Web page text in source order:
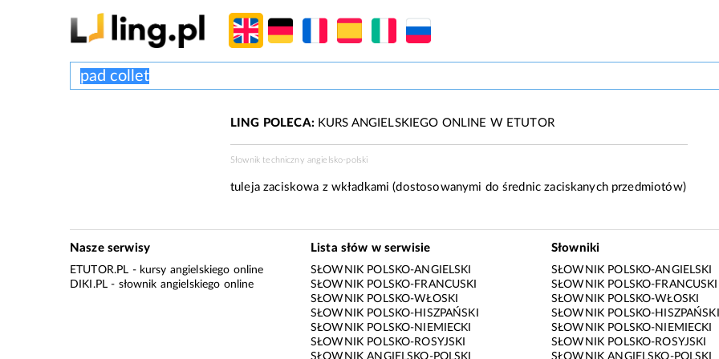
LING POLECA:KURS ANGIELSKIEGO ONLINE W ETUTOR
Słownik techniczny angielsko-polski
tuleja zaciskowa z wkładkami (dostosowanymi do średnic zaciskanych przedmiotów)
Nasze serwisy
ETUTOR.PL - kursy angielskiego online
DIKI.PL - słownik angielskiego online
Lista słów w serwisie
SŁOWNIK POLSKO-ANGIELSKI
SŁOWNIK POLSKO-FRANCUSKI
SŁOWNIK POLSKO-WŁOSKI
SŁOWNIK POLSKO-HISZPAŃSKI
SŁOWNIK POLSKO-NIEMIECKI
SŁOWNIK POLSKO-ROSYJSKI
Słowniki
SŁOWNIK POLSKO-ANGIELSKI
SŁOWNIK POLSKO-FRANCUSKI
SŁOWNIK POLSKO-WŁOSKI
SŁOWNIK POLSKO-HISZPAŃSKI
SŁOWNIK POLSKO-NIEMIECKI
SŁOWNIK POLSKO-ROSYJSKI